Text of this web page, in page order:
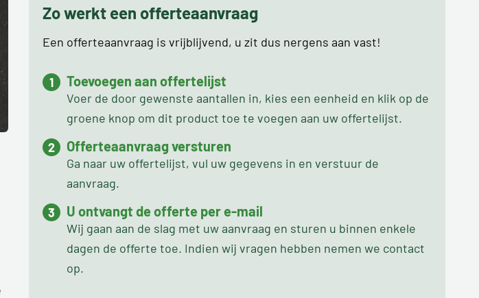
Zo werkt een offerteaanvraag
Een offerteaanvraag is vrijblijvend, u zit dus nergens aan vast!
Toevoegen aan offertelijst
Voer de door gewenste aantallen in, kies een eenheid en klik op de
groene knop om dit product toe te voegen aan uw offertelijst.
Offerteaanvraag versturen
Ga naar uw offertelijst, vul uw gegevens in en verstuur de
aanvraag.
U ontvangt de offerte per e-mail
Wij gaan aan de slag met uw aanvraag en sturen u binnen enkele
dagen de offerte toe. Indien wij vragen hebben nemen we contact
op.